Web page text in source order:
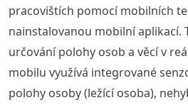
pracovištích pomocí mobilních
nainstalovanou mobilní aplikací.
určování polohy osob a věcí v
mobilu využívá integrované
polohy osoby (ležící osoba),